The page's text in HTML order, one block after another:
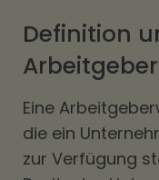
Definition
Eine
die ein
zur Verfügung